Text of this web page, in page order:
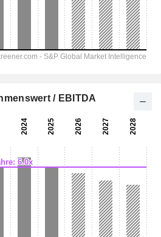
/ EBITDA